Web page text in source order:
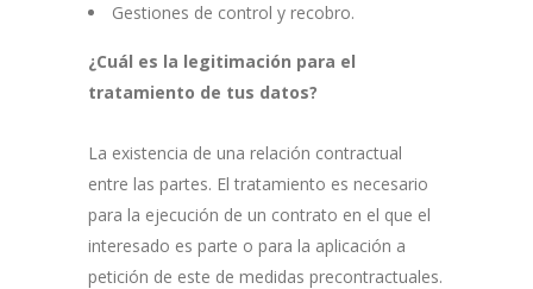
Gestiones de control y recobro.
¿Cuál es la legitimación para el
tratamiento de tus datos?
La existencia de una relación contractual
entre las partes. El tratamiento es necesario
para la ejecución de un contrato en el que el
interesado es parte o para la aplicación a
petición de este de medidas precontractuales.